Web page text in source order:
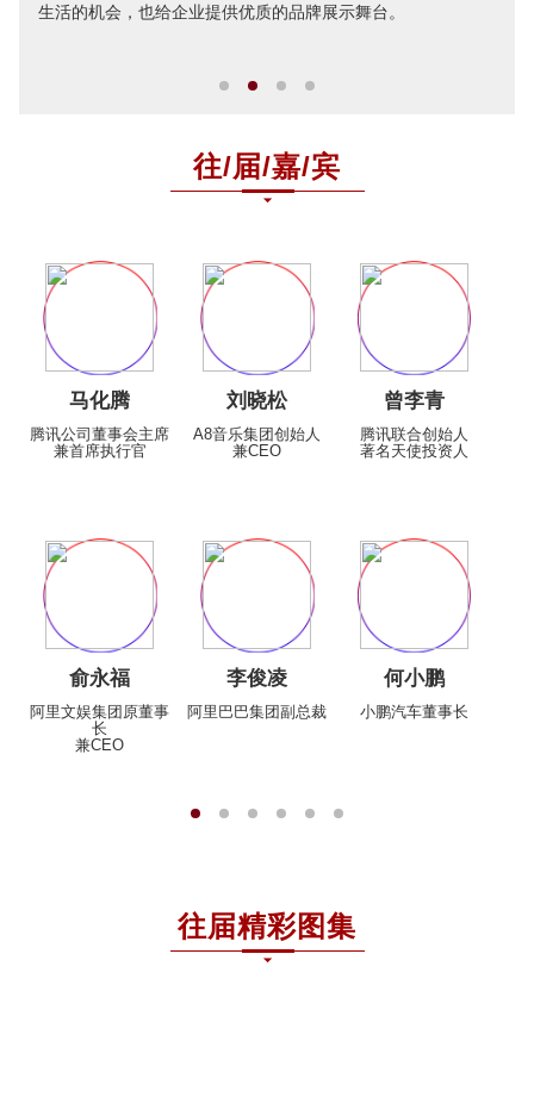
生活的机会，也给企业提供优质的品牌展示舞台。
往/届/嘉/宾
马化腾
腾讯公司董事会主席
兼首席执行官
刘晓松
A8音乐集团创始人
兼CEO
曾李青
腾讯联合创始人
著名天使投资人
俞永福
阿里文娱集团原董事
长
兼CEO
李俊凌
阿里巴巴集团副总裁
何小鹏
小鹏汽车董事长
往届精彩图集